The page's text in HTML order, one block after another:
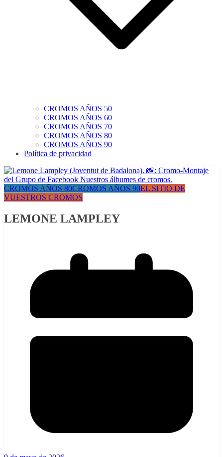
CROMOS AÑOS 50
CROMOS AÑOS 60
CROMOS AÑOS 70
CROMOS AÑOS 80
CROMOS AÑOS 90
Política de privacidad
CROMOS AÑOS 80CROMOS AÑOS 90EL SITIO DE
VUESTROS CROMOS
LEMONE LAMPLEY